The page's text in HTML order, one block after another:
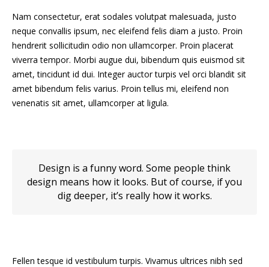
Nam consectetur, erat sodales volutpat malesuada, justo
neque convallis ipsum, nec eleifend felis diam a justo. Proin
hendrerit sollicitudin odio non ullamcorper. Proin placerat
viverra tempor. Morbi augue dui, bibendum quis euismod sit
amet, tincidunt id dui. Integer auctor turpis vel orci blandit sit
amet bibendum felis varius. Proin tellus mi, eleifend non
venenatis sit amet, ullamcorper at ligula.
Design is a funny word. Some people think
design means how it looks. But of course, if you
dig deeper, it’s really how it works.
Fellen tesque id vestibulum turpis. Vivamus ultrices nibh sed